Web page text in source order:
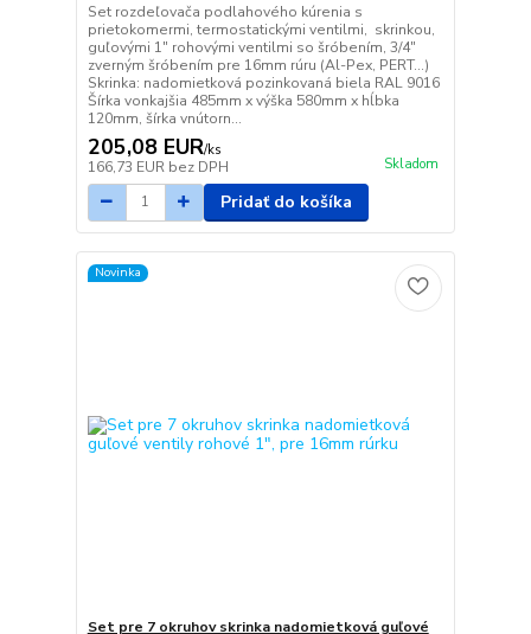
Set rozdeľovača podlahového kúrenia s
prietokomermi, termostatickými ventilmi, skrinkou,
guľovými 1" rohovými ventilmi so šróbením, 3/4"
zverným šróbením pre 16mm rúru (Al-Pex, PERT...)
Skrinka: nadomietková pozinkovaná biela RAL 9016
Šírka vonkajšia 485mm x výška 580mm x hĺbka
120mm, šírka vnútorn...
205,08 EUR/ks
166,73 EUR bez DPH Skladom
Pridať do košíka
Novinka
Set pre 7 okruhov skrinka nadomietková guľové